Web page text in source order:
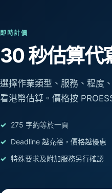
即時計價
30 秒估算代
選擇作業類型、服務、程度
看港幣估算。價格按
275 字約等於一頁
Deadline 越充裕，價格越優惠
特殊要求及附加服務另行確認